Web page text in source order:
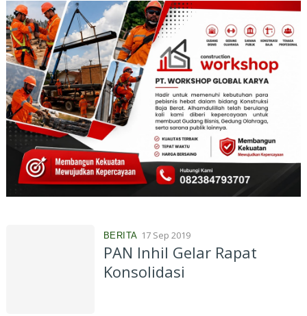
BERITA 17 Sep 2019
PAN Inhil Gelar Rapat
Konsolidasi